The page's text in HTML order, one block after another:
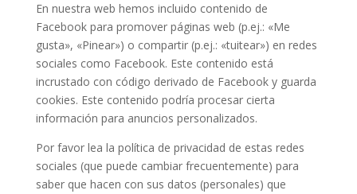
En nuestra web hemos incluido contenido de
Facebook para promover páginas web (p.ej.: «Me
gusta», «Pinear») o compartir (p.ej.: «tuitear») en redes
sociales como Facebook. Este contenido está
incrustado con código derivado de Facebook y guarda
cookies. Este contenido podría procesar cierta
información para anuncios personalizados.
Por favor lea la política de privacidad de estas redes
sociales (que puede cambiar frecuentemente) para
saber que hacen con sus datos (personales) que